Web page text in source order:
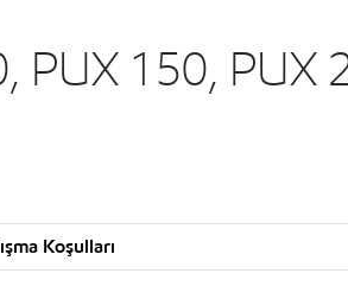
PUX 150, PUX
Koşulları